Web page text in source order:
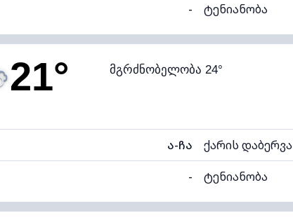
- ტენიანობა
93% (კომფორტული) ღრუბლიანობა
19°C ხილვადობა
21° მგრძნობელობა 24°
ა-ჩა ქარის დაბერვა
- ტენიანობა
93% (კომფორტული) ღრუბლიანობა